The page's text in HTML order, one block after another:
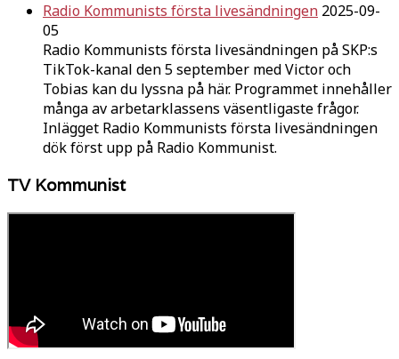
Radio Kommunists första livesändningen 2025-09-
05
Radio Kommunists första livesändningen på SKP:s
TikTok-kanal den 5 september med Victor och
Tobias kan du lyssna på här. Programmet innehåller
många av arbetarklassens väsentligaste frågor.
Inlägget Radio Kommunists första livesändningen
dök först upp på Radio Kommunist.
TV Kommunist